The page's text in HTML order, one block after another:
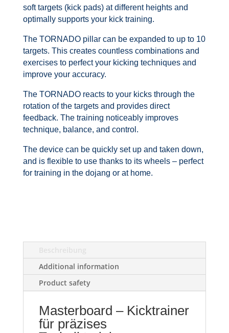
soft targets (kick pads) at different heights and
optimally supports your kick training.
The TORNADO pillar can be expanded to up to 10
targets. This creates countless combinations and
exercises to perfect your kicking techniques and
improve your accuracy.
The TORNADO reacts to your kicks through the
rotation of the targets and provides direct
feedback. The training noticeably improves
technique, balance, and control.
The device can be quickly set up and taken down,
and is flexible to use thanks to its wheels – perfect
for training in the dojang or at home.
Additional information
Product safety
Masterboard – Kicktrainer
für präzises